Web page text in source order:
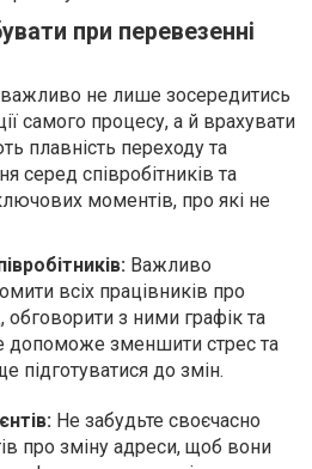
при перевезенні
не лише зосередитись
самого процесу, а й врахувати
плавність переходу та
серед співробітників та
моментів, про які не
Важливо
всіх працівників про
обговорити з ними графік та
допоможе зменшити стрес та
підготуватися до змін.
Не забудьте своєчасно
про зміну адреси, щоб вони